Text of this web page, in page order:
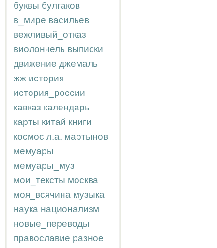
буквы булгаков
в_мире васильев
вежливый_отказ
виолончель выписки
движение джемаль
жж история
история_россии
кавказ календарь
карты китай книги
космос л.а. мартынов
мемуары
мемуары_муз
мои_тексты москва
моя_всячина музыка
наука национализм
новые_переводы
православие разное